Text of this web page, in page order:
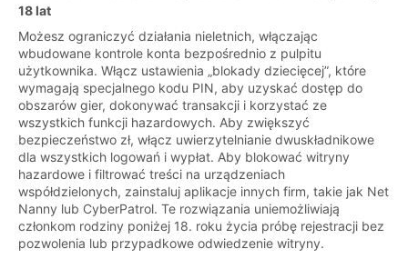
18 lat
Możesz ograniczyć działania nieletnich, włączając
wbudowane kontrole konta bezpośrednio z pulpitu
użytkownika. Włącz ustawienia „blokady dziecięcej”, które
wymagają specjalnego kodu PIN, aby uzyskać dostęp do
obszarów gier, dokonywać transakcji i korzystać ze
wszystkich funkcji hazardowych. Aby zwiększyć
bezpieczeństwo zł, włącz uwierzytelnianie dwuskładnikowe
dla wszystkich logowań i wypłat. Aby blokować witryny
hazardowe i filtrować treści na urządzeniach
współdzielonych, zainstaluj aplikacje innych firm, takie jak Net
Nanny lub CyberPatrol. Te rozwiązania uniemożliwiają
członkom rodziny poniżej 18. roku życia próbę rejestracji bez
pozwolenia lub przypadkowe odwiedzenie witryny.